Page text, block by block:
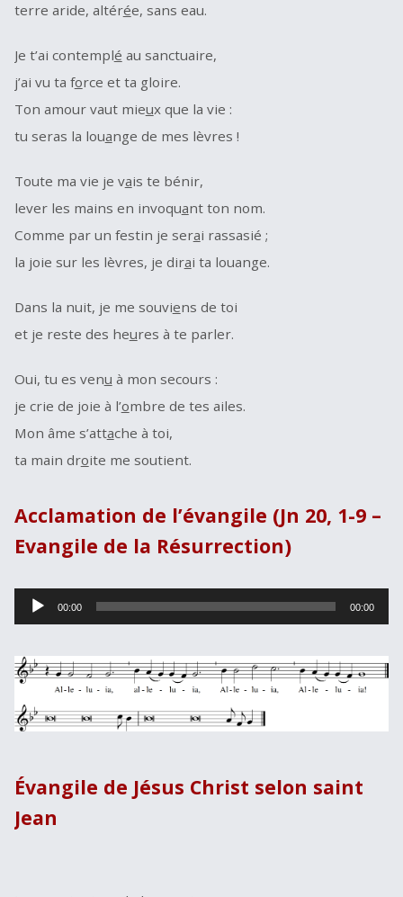
terre aride, altérée, sans eau.
Je t’ai contemplé au sanctuaire,
j’ai vu ta force et ta gloire.
Ton amour vaut mieux que la vie :
tu seras la louange de mes lèvres !
Toute ma vie je vais te bénir,
lever les mains en invoquant ton nom.
Comme par un festin je serai rassasié ;
la joie sur les lèvres, je dirai ta louange.
Dans la nuit, je me souviens de toi
et je reste des heures à te parler.
Oui, tu es venu à mon secours :
je crie de joie à l’ombre de tes ailes.
Mon âme s’attache à toi,
ta main droite me soutient.
Acclamation de l’évangile (Jn 20, 1-9 –
Evangile de la Résurrection)
Lecteur
audio
00:00 00:00
Évangile de Jésus Christ selon saint
Jean